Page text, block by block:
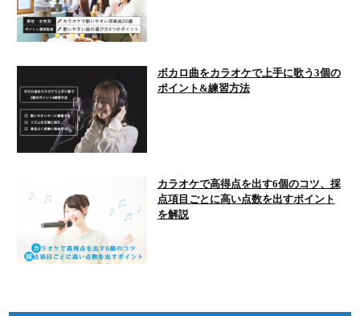
ボカロ曲をカラオケで上手に歌う3個の
ポイント&練習方法
カラオケで高得点を出す6個のコツ、採
点項目ごとに高い点数を出すポイント
を解説